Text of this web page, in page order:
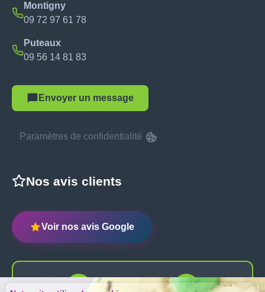
Montigny
09 72 97 61 78
Puteaux
09 56 14 81 83
Envoyer un message
Paramètres de confidentialité
Nos avis clients
Voir nos avis Google